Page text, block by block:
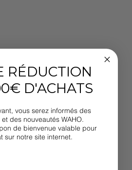
RÉDUCTION
D'ACHATS
vous serez informés des
des nouveautés WAHO.
de bienvenue valable pour
sur notre site internet.